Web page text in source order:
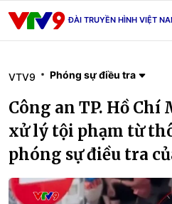
ĐÀI TRUYỀN HÌNH VIỆT
VTV9 Phóng sự điều tra
Công an TP. Hồ
xử lý tội phạm từ
phóng sự điều tra